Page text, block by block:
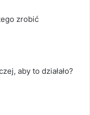
zrobić
aby to działało?